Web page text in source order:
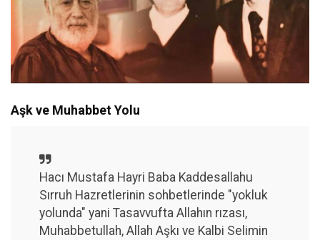
Aşk ve Muhabbet Yolu
Hacı Mustafa Hayri Baba Kaddesallahu
Sırruh Hazretlerinin sohbetlerinde "yokluk
yolunda" yani Tasavvufta Allahın rızası,
Muhabbetullah, Allah Aşkı ve Kalbi Selimin